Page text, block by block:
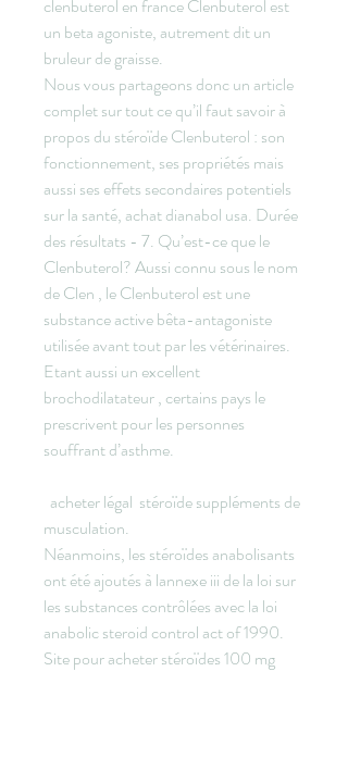
clenbuterol en france Clenbuterol est
un beta agoniste, autrement dit un
bruleur de graisse.
Nous vous partageons donc un article
complet sur tout ce qu’il faut savoir à
propos du stéroïde Clenbuterol : son
fonctionnement, ses propriétés mais
aussi ses effets secondaires potentiels
sur la santé, achat dianabol usa. Durée
des résultats - 7. Qu’est-ce que le
Clenbuterol? Aussi connu sous le nom
de Clen , le Clenbuterol est une
substance active bêta-antagoniste
utilisée avant tout par les vétérinaires.
Etant aussi un excellent
brochodilatateur , certains pays le
prescrivent pour les personnes
souffrant d’asthme.
musculation.
Néanmoins, les stéroïdes anabolisants
ont été ajoutés à lannexe iii de la loi sur
les substances contrôlées avec la loi
anabolic steroid control act of 1990.
Site pour acheter stéroïdes 100 mg